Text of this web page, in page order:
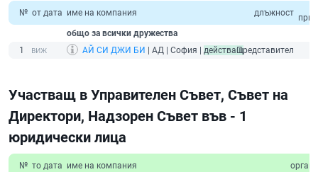
№ от дата име на компания длъжност
общо за всички дружества
1
АЙ СИ ДЖИ БИ | АД | София | действащПредставител
Участващ в Управителен Съвет, Съвет на
Директори, Надзорен Съвет във - 1
юридически лица
№ то дата име на компания орган